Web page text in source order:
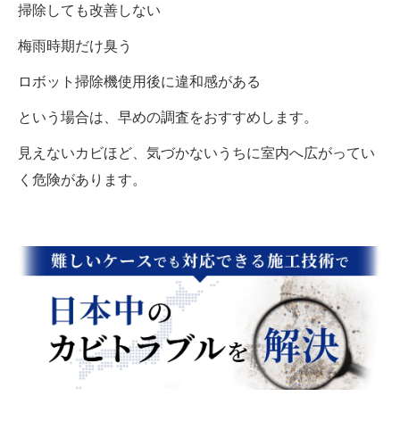
掃除しても改善しない
梅雨時期だけ臭う
ロボット掃除機使用後に違和感がある
という場合は、早めの調査をおすすめします。
見えないカビほど、気づかないうちに室内へ広がってい
く危険があります。